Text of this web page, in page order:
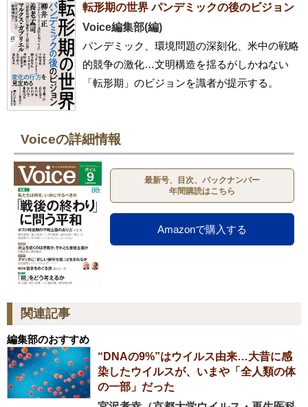
転形期の世界 パンデミックの後のビジョン
Voice編集部(編)
パンデミック、環境問題の深刻化、米中の戦略
的競争の激化…文明構造を揺るがしかねない
「転形期」のビジョンを識者が提示する。
Voiceの詳細情報
最新号、目次、バックナンバー
年間購読はこちら
Amazonで購入する
関連記事
編集部のおすすめ
“DNAの9%”はウイルス由来…大昔に感
染したウイルスが、いまや「全人類の体
の一部」だった